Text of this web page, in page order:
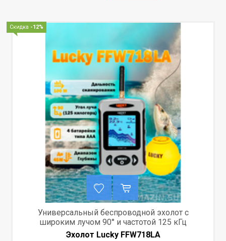
Скидка -12%
Универсальный беспроводной эхолот с
широким лучом 90° и частотой 125 кГц
Эхолот Lucky FFW718LA